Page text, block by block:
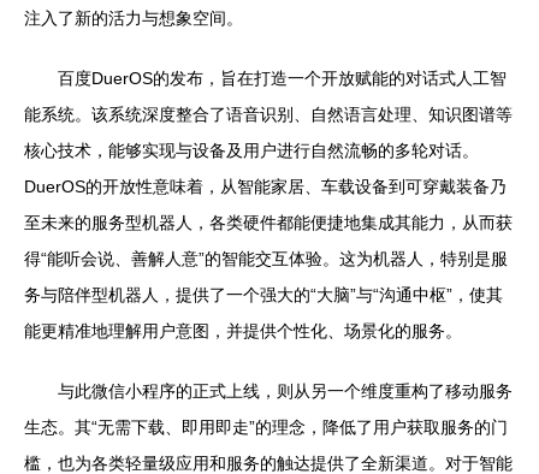
注入了新的活力与想象空间。
百度DuerOS的发布，旨在打造一个开放赋能的对话式人工智
能系统。该系统深度整合了语音识别、自然语言处理、知识图谱等
核心技术，能够实现与设备及用户进行自然流畅的多轮对话。
DuerOS的开放性意味着，从智能家居、车载设备到可穿戴装备乃
至未来的服务型机器人，各类硬件都能便捷地集成其能力，从而获
得“能听会说、善解人意”的智能交互体验。这为机器人，特别是服
务与陪伴型机器人，提供了一个强大的“大脑”与“沟通中枢”，使其
能更精准地理解用户意图，并提供个性化、场景化的服务。
与此微信小程序的正式上线，则从另一个维度重构了移动服务
生态。其“无需下载、即用即走”的理念，降低了用户获取服务的门
槛，也为各类轻量级应用和服务的触达提供了全新渠道。对于智能